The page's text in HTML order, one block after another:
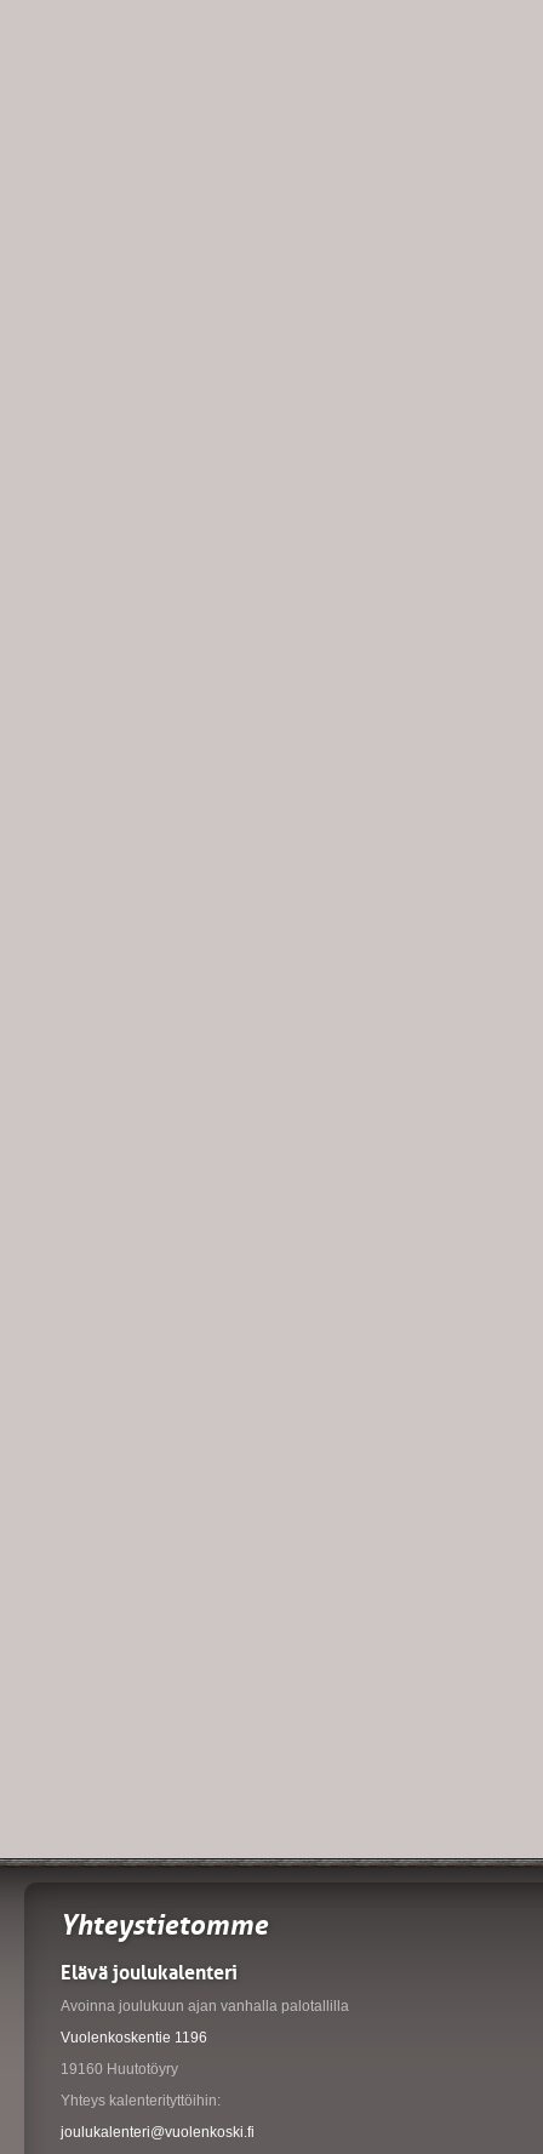
Yhteystietomme
Elävä joulukalenteri
Avoinna joulukuun ajan vanhalla palotallilla
Vuolenkoskentie 1196
19160 Huutotöyry
Yhteys kalenterityttöihin:
joulukalenteri@vuolenkoski.fi